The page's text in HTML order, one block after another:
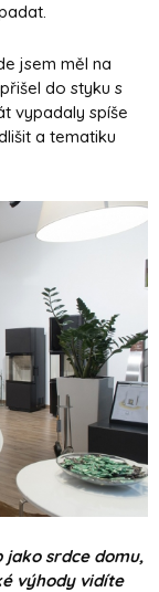
jsem měl na
do styku s
vypadaly spíše
a tematiku
srdce domu,
výhody vidíte